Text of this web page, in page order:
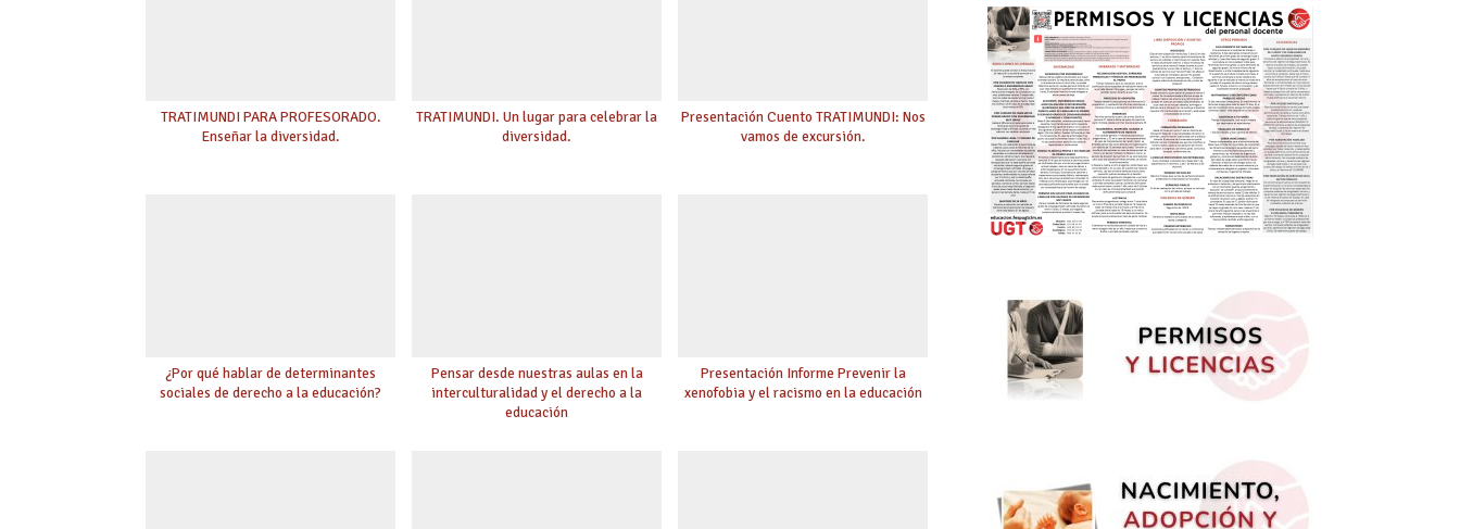
TRATIMUNDI PARA PROFESORADO.
Enseñar la diversidad.
TRATIMUNDI. Un lugar para celebrar la
diversidad.
Presentación Cuento TRATIMUNDI: Nos
vamos de excursión.
¿Por qué hablar de determinantes
sociales de derecho a la educación?
Pensar desde nuestras aulas en la
interculturalidad y el derecho a la
educación
Presentación Informe Prevenir la
xenofobia y el racismo en la educación